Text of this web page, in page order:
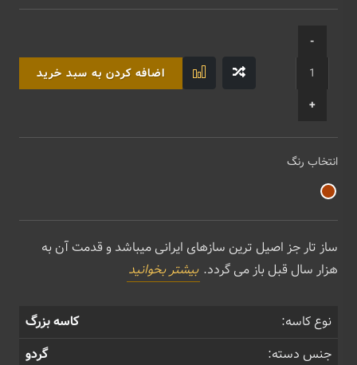
اضافه کردن به سبد خرید
انتخاب رنگ
ساز تار جز اصیل ترین سازهای ایرانی میباشد و قدمت آن به
هزار سال قبل باز می گردد. بیشتر بخوانید
نوع کاسه:
کاسه بزرگ
جنس دسته:
گردو